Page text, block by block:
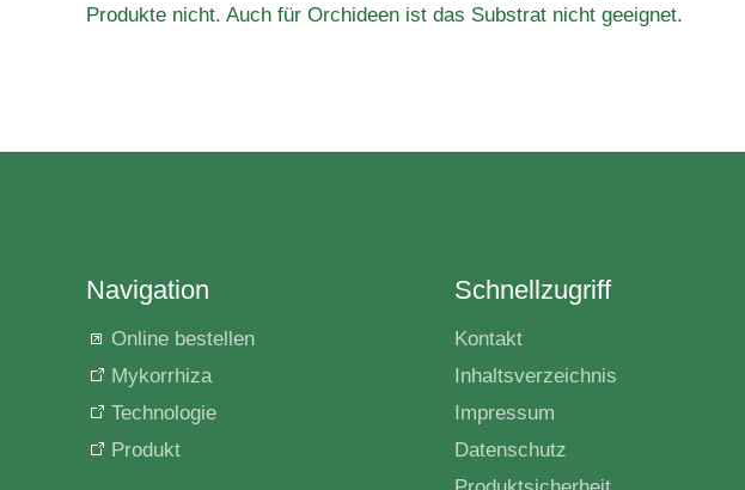
Produkte nicht. Auch für Orchideen ist das Substrat nicht geeignet.
Navigation
Online bestellen
Mykorrhiza
Technologie
Produkt
Schnellzugriff
Kontakt
Inhaltsverzeichnis
Impressum
Datenschutz